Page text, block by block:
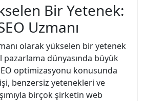
Bir Yetenek:
Uzmanı
olarak yükselen bir yetenek
pazarlama dünyasında büyük
optimizasyonu konusunda
benzersiz yetenekleri ve
birçok şirketin web